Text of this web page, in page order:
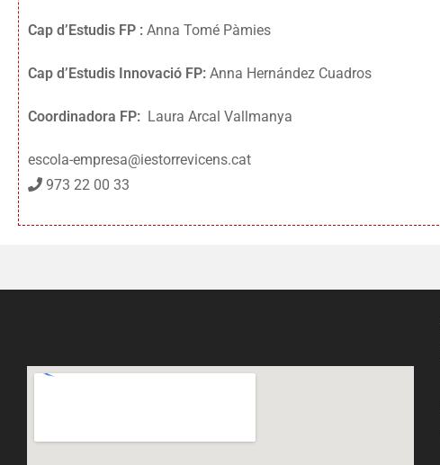
Cap d’Estudis FP : Anna Tomé Pàmies
Cap d’Estudis Innovació FP: Anna Hernández Cuadros
Coordinadora FP: Laura Arcal Vallmanya
escola-empresa@iestorrevicens.cat
973 22 00 33